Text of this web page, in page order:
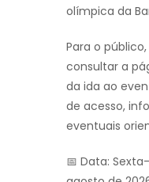
olímpica da
Para o
consultar a
da ida ao
de acesso,
eventuais
📅 Data: